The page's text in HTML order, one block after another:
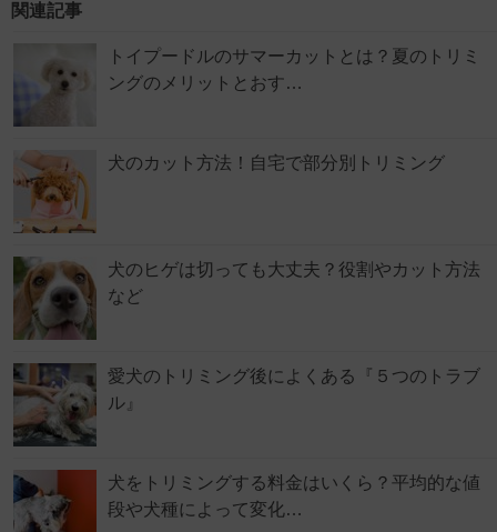
関連記事
トイプードルのサマーカットとは？夏のトリミ
ングのメリットとおす…
犬のカット方法！自宅で部分別トリミング
犬のヒゲは切っても大丈夫？役割やカット方法
など
愛犬のトリミング後によくある『５つのトラブ
ル』
犬をトリミングする料金はいくら？平均的な値
段や犬種によって変化…